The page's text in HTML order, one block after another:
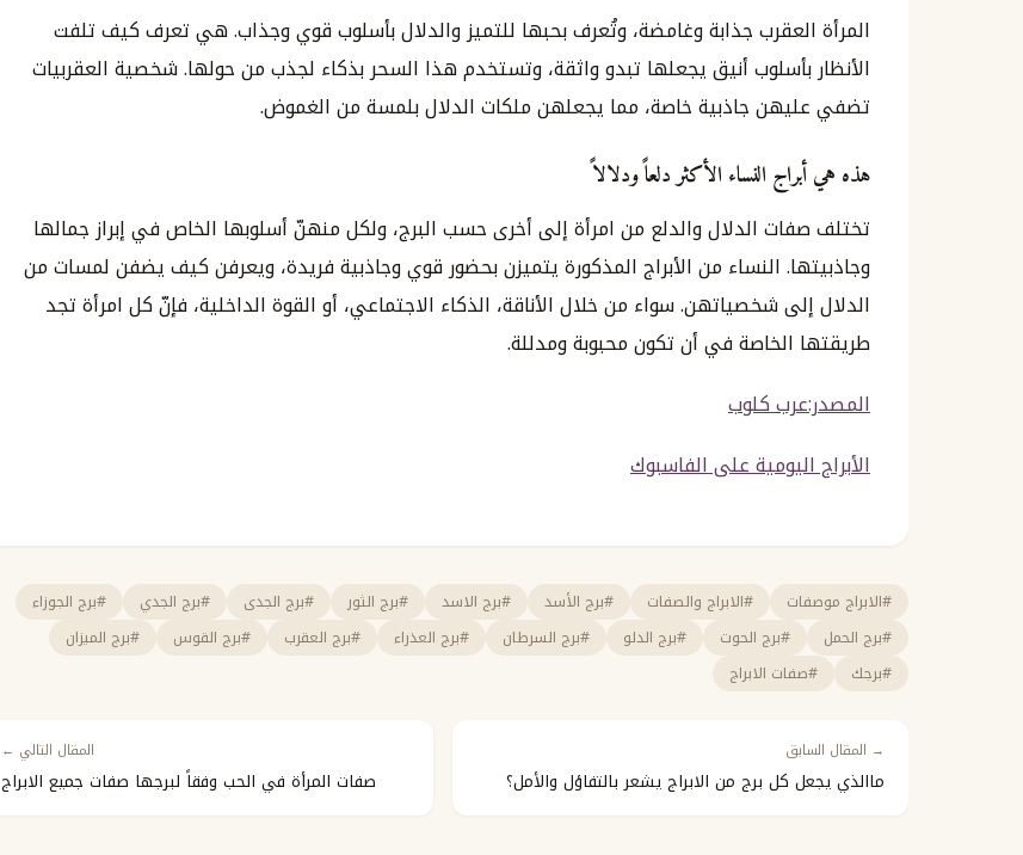
المرأة العقرب جذابة وغامضة، وتُعرف بحبها للتميز والدلال بأسلوب قوي وجذاب. هي تعرف كيف تلفت
الأنظار بأسلوب أنيق يجعلها تبدو واثقة، وتستخدم هذا السحر بذكاء لجذب من حولها. شخصية العقربيات
تضفي عليهن جاذبية خاصة، مما يجعلهن ملكات الدلال بلمسة من الغموض.
هذه هي أبراج النساء الأكثر دلعاً ودلالاً
تختلف صفات الدلال والدلع من امرأة إلى أخرى حسب البرج، ولكل منهنّ أسلوبها الخاص في إبراز جمالها
وجاذبيتها. النساء من الأبراج المذكورة يتميزن بحضور قوي وجاذبية فريدة، ويعرفن كيف يضفن لمسات من
الدلال إلى شخصياتهن. سواء من خلال الأناقة، الذكاء الاجتماعي، أو القوة الداخلية، فإنّ كل امرأة تجد
طريقتها الخاصة في أن تكون محبوبة ومدللة.
المصدر:عرب كلوب
الأبراج اليومية على الفاسبوك
#الابراج موصفات #الابراج والصفات #برج الأسد #برج الاسد #برج الثور #برج الجدى #برج الجدي
#برج الجوزاء
#برج الحمل
#برج الحوت #برج الدلو #برج السرطان #برج العذراء #برج العقرب #برج القوس
#برج الميزان
#برجك
#صفات الابراج
→ المقال السابق
ماالذي يجعل كل برج من الابراج يشعر بالتفاؤل والأمل؟
المقال التالي ←
صفات المرأة في الحب وفقاً لبرجها صفات جميع الابراج